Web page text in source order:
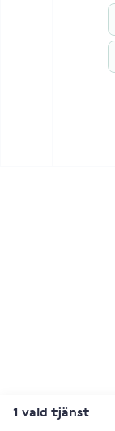
1 vald tjänst